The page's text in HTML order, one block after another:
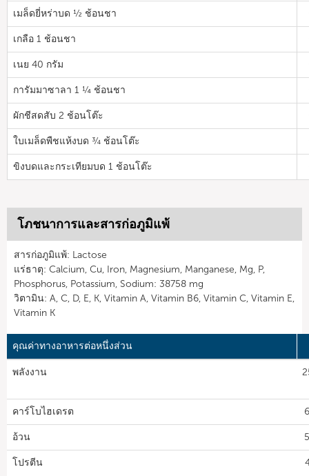
เมล็ดยี่หร่าบด ½ ช้อนชา
เกลือ 1 ช้อนชา
เนย 40 กรัม
การัมมาซาลา 1 ¼ ช้อนชา
ผักชีสดสับ 2 ช้อนโต๊ะ
ใบเมล็ดพืชแห้งบด ¾ ช้อนโต๊ะ
ขิงบดและกระเทียมบด 1 ช้อนโต๊ะ
โภชนาการและสารก่อภูมิแพ้
สารก่อภูมิแพ้: Lactose
แร่ธาตุ: Calcium, Cu, Iron, Magnesium, Manganese, Mg, P,
Phosphorus, Potassium, Sodium: 38758 mg
วิตามิน: A, C, D, E, K, Vitamin A, Vitamin B6, Vitamin C, Vitamin E,
Vitamin K
คุณค่าทางอาหารต่อหนึ่งส่วน
พลังงาน
คาร์โบไฮเดรต
อ้วน
โปรตีน